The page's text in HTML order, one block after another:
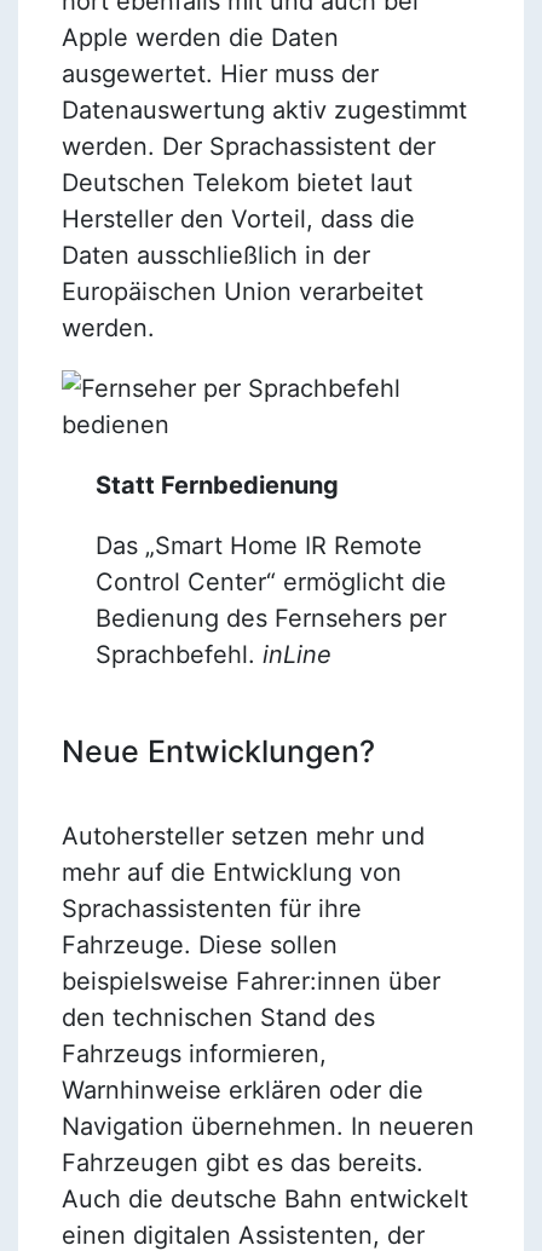
Apple werden die Daten
ausgewertet. Hier muss der
Datenauswertung aktiv zugestimmt
werden. Der Sprachassistent der
Deutschen Telekom bietet laut
Hersteller den Vorteil, dass die
Daten ausschließlich in der
Europäischen Union verarbeitet
werden.
Statt Fernbedienung
Das „Smart Home IR Remote
Control Center“ ermöglicht die
Bedienung des Fernsehers per
Sprachbefehl. inLine
Neue Entwicklungen?
Autohersteller setzen mehr und
mehr auf die Entwicklung von
Sprachassistenten für ihre
Fahrzeuge. Diese sollen
beispielsweise Fahrer:innen über
den technischen Stand des
Fahrzeugs informieren,
Warnhinweise erklären oder die
Navigation übernehmen. In neueren
Fahrzeugen gibt es das bereits.
Auch die deutsche Bahn entwickelt
einen digitalen Assistenten, der